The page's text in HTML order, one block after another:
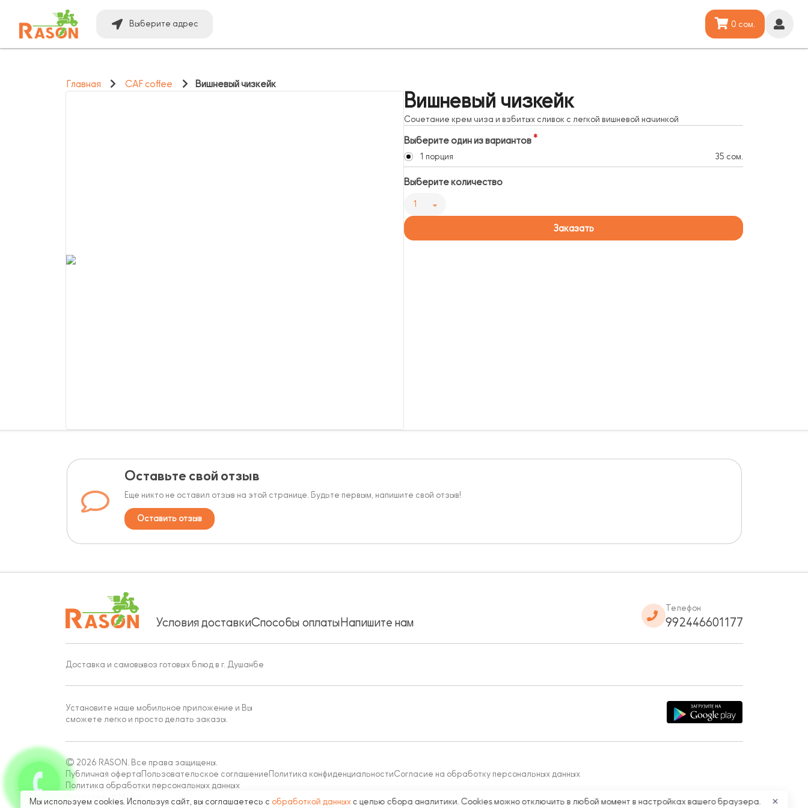
Выберите адрес 0 сом.
Главная CAF coffee Вишневый чизкейк
Вишневый чизкейк
Сочетание крем чиза и взбитых сливок с легкой вишневой начинкой
Выберите один из вариантов
1 порция 35 сом.
Выберите количество
1
Заказать
Оставьте свой отзыв
Еще никто не оставил отзыв на этой странице. Будьте первым, напишите свой отзыв!
Оставить отзыв
Условия доставкиСпособы оплатыНапишите нам
Телефон
992446601177
Доставка и самовывоз готовых блюд в г. Душанбе
Установите наше мобильное приложение и Вы
сможете легко и просто делать заказы.
© 2026 RASON. Все права защищены.
Публичная оферта Пользовательское соглашение Политика конфиденциальностиСогласие на обработку персональных данных
Политика обработки персональных данных
Работает на Moba
Мы используем cookies. Используя сайт, вы соглашаетесь с обработкой данных с целью сбора аналитики. Cookies можно отключить в любой момент в настройках вашего браузера. ✕